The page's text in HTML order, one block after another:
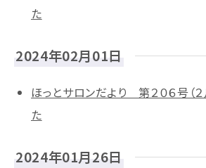
た
2024年02月01日
ほっとサロンだより 第２０６号（
た
2024年01月26日